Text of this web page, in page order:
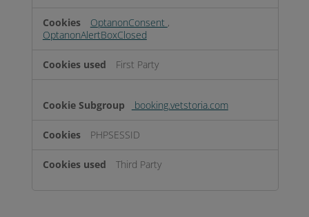
OptanonConsent ,
OptanonAlertBoxClosed
First Party
booking.vetstoria.com
PHPSESSID
Third Party